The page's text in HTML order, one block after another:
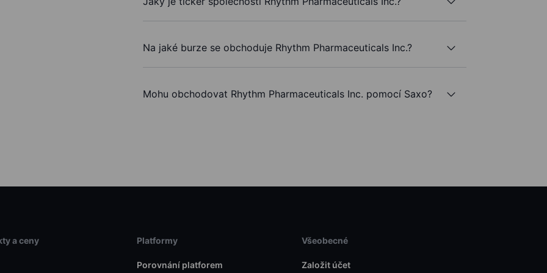
Na jaké burze se obchoduje Rhythm Pharmaceuticals Inc.?
Mohu obchodovat Rhythm Pharmaceuticals Inc. pomocí Saxo?
a ceny Platformy
Porovnání platforem
Všeobecné
Založit účet